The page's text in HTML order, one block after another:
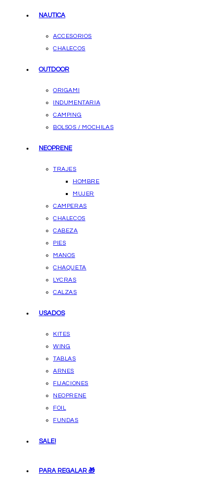
NAUTICA
ACCESORIOS
CHALECOS
OUTDOOR
ORIGAMI
INDUMENTARIA
CAMPING
BOLSOS / MOCHILAS
NEOPRENE
TRAJES
HOMBRE
MUJER
CAMPERAS
CHALECOS
CABEZA
PIES
MANOS
CHAQUETA
LYCRAS
CALZAS
USADOS
KITES
WING
TABLAS
ARNES
FIJACIONES
NEOPRENE
FOIL
FUNDAS
SALE!
PARA REGALAR 🎁